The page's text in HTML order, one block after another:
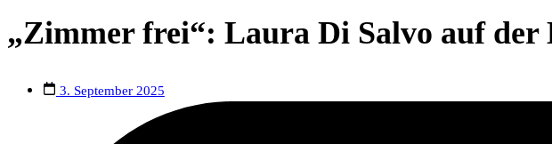
„Zimmer frei“: Laura Di Salvo auf der
3. September 2025